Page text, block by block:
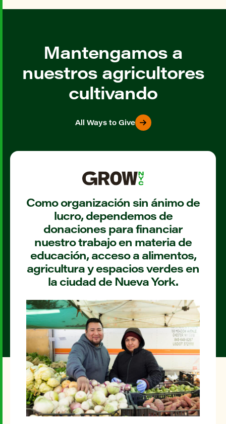
Mantengamos a
nuestros agricultores
cultivando
All Ways to Give
Como organización sin ánimo de
lucro, dependemos de
donaciones para financiar
nuestro trabajo en materia de
educación, acceso a alimentos,
agricultura y espacios verdes en
la ciudad de Nueva York.